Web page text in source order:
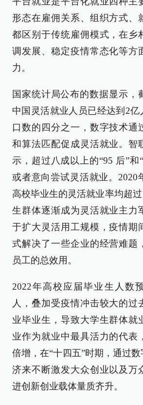
形态在雇佣关系、组织方式、
都区别于传统雇佣模式，在乡
调发展、稳定疫情常态化等方
力。
国家统计局公布的数据显示，
中国灵活就业人员已经达到2亿
口数的四分之一，数字技术通
和算法匹配促成灵活就业。智
示，超过八成以上的“95 后”和
或者意向尝试灵活就业。2020
高校毕业生的灵活就业率均超
生群体逐渐成为灵活就业主力
于扩大灵活用工规模，疫情期
式解决了一些企业的经营难题
员工的总效用。
2022年高校应届毕业生人数
人，叠加受疫情冲击较大的过
业毕业生，导致大学生群体就
业作为就业中最具活力的代表
倍增，在“十四五”时期，通过
济来不断激发大众创业以及万
进创新创业载体量质齐升。